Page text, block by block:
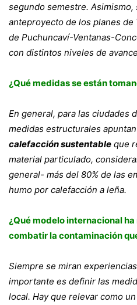
segundo semestre. Asimismo,
anteproyecto de los planes de
de Puchuncaví-Ventanas-
con distintos niveles de
¿Qué medidas se están
En general, para las ciudades
medidas estructurales
calefacción sustentable que
material particulado,
general- más del 80% de las
humo por calefacción a leña.
¿Qué modelo internacional
combatir la contaminación
Siempre se miran
importante es definir las
local. Hay que relevar como